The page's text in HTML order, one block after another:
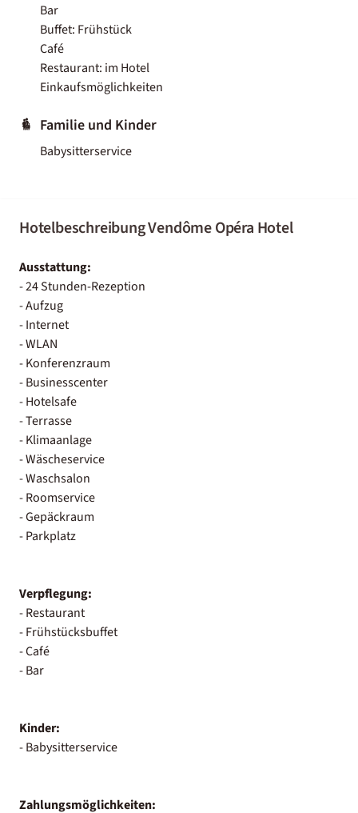
Bar
Buffet: Frühstück
Café
Restaurant: im Hotel
Einkaufsmöglichkeiten
Familie und Kinder
Babysitterservice
Hotelbeschreibung Vendôme Opéra Hotel
Ausstattung:
- 24 Stunden-Rezeption
- Aufzug
- Internet
- WLAN
- Konferenzraum
- Businesscenter
- Hotelsafe
- Terrasse
- Klimaanlage
- Wäscheservice
- Waschsalon
- Roomservice
- Gepäckraum
- Parkplatz
Verpflegung:
- Restaurant
- Frühstücksbuffet
- Café
- Bar
Kinder:
- Babysitterservice
Zahlungsmöglichkeiten: